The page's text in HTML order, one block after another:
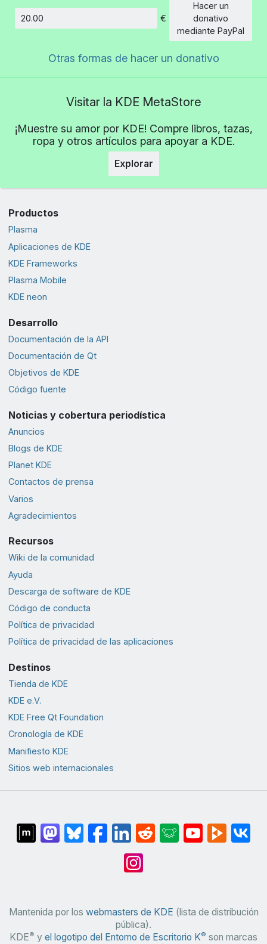
Cantidad
€
Hacer un
donativo
mediante PayPal
Otras formas de hacer un donativo
Visitar la KDE MetaStore
¡Muestre su amor por KDE! Compre libros, tazas,
ropa y otros artículos para apoyar a KDE.
Explorar
Productos
Plasma
Aplicaciones de KDE
KDE Frameworks
Plasma Mobile
KDE neon
Desarrollo
Documentación de la API
Documentación de Qt
Objetivos de KDE
Código fuente
Noticias y cobertura periodística
Anuncios
Blogs de KDE
Planet KDE
Contactos de prensa
Varios
Agradecimientos
Recursos
Wiki de la comunidad
Ayuda
Descarga de software de KDE
Código de conducta
Política de privacidad
Política de privacidad de las aplicaciones
Destinos
Tienda de KDE
KDE e.V.
KDE Free Qt Foundation
Cronología de KDE
Manifiesto KDE
Sitios web internacionales
Mantenida por los webmasters de KDE (lista de distribución
pública).
KDE® y el logotipo del Entorno de Escritorio K® son marcas